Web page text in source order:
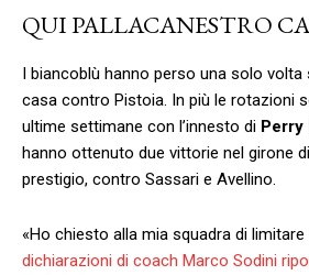
QUI PALLACANESTRO
I biancoblù hanno perso una solo
casa contro Pistoia. In più le rotazioni
ultime settimane con l’innesto di Perry
hanno ottenuto due vittorie nel girone
prestigio, contro Sassari e Avellino.
«Ho chiesto alla mia squadra di
dichiarazioni di coach Marco Sodini